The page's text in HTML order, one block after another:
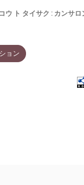
ウ ト タイサク : カンサロ
ョン